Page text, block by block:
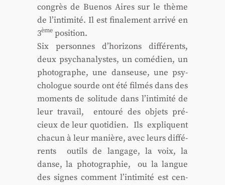
congrès de Bue­nos Aires sur le thème
de l’intimité. Il est fina­le­ment arri­vé en
3èmeposi­tion.
Six per­sonnes d’horizons dif­fé­rents,
deux psy­cha­na­lystes, un comé­dien, un
pho­to­graphe, une dan­seuse, une psy­
cho­logue sourde ont été fil­més dans des
moments de soli­tude dans l’intimité de
leur tra­vail, entou­ré des objets pré­
cieux de leur quo­ti­dien. Ils expliquent
cha­cun à leur manière, avec leurs dif­fé­
rents outils de lan­gage, la voix, la
danse, la pho­to­gra­phie, ou la langue
des signes com­ment l’intimité est cen­